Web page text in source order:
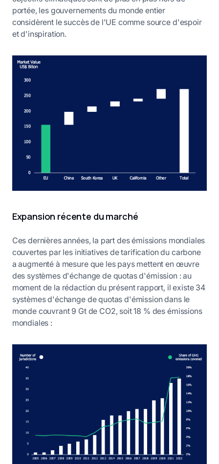
portée, les gouvernements du monde entier
considèrent le succès de l'UE comme source d'espoir
et d'inspiration.
Expansion récente du marché
Ces dernières années, la part des émissions mondiales
couvertes par les initiatives de tarification du carbone
a augmenté à mesure que les pays mettent en œuvre
des systèmes d'échange de quotas d'émission : au
moment de la rédaction du présent rapport, il existe 34
systèmes d'échange de quotas d'émission dans le
monde couvrant 9 Gt de CO2, soit 18 % des émissions
mondiales :